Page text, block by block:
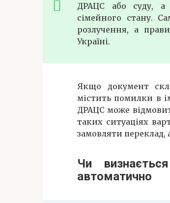
ДРАЦС або суду, а
сімейного стану.
розлучення, а
Україні.
Якщо документ
містить помилки в
ДРАЦС може
таких ситуаціях
замовляти переклад,
Чи
автоматично